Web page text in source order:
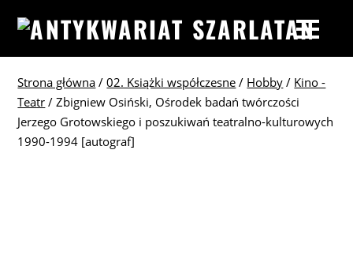
Strona główna /02. Książki współczesne / Hobby / Kino -
Teatr / Zbigniew Osiński, Ośrodek badań twórczości
Jerzego Grotowskiego i poszukiwań teatralno-kulturowych
1990-1994 [autograf]